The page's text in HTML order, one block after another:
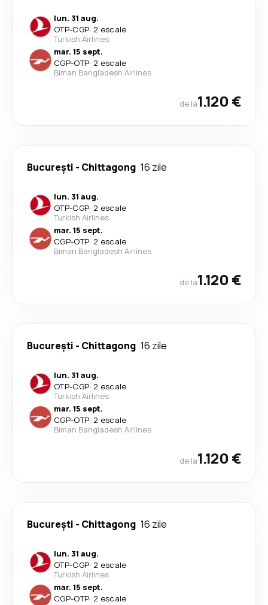
lun. 31 aug.
OTP-CGP· 2 escale
Turkish Airlines
mar. 15 sept.
CGP-OTP· 2 escale
Biman Bangladesh Airlines
de la1.120 €
București - Chittagong 16 zile
lun. 31 aug.
OTP-CGP· 2 escale
Turkish Airlines
mar. 15 sept.
CGP-OTP· 2 escale
Biman Bangladesh Airlines
de la1.120 €
București - Chittagong 16 zile
lun. 31 aug.
OTP-CGP· 2 escale
Turkish Airlines
mar. 15 sept.
CGP-OTP· 2 escale
Biman Bangladesh Airlines
de la1.120 €
București - Chittagong 16 zile
lun. 31 aug.
OTP-CGP· 2 escale
Turkish Airlines
mar. 15 sept.
CGP-OTP· 2 escale